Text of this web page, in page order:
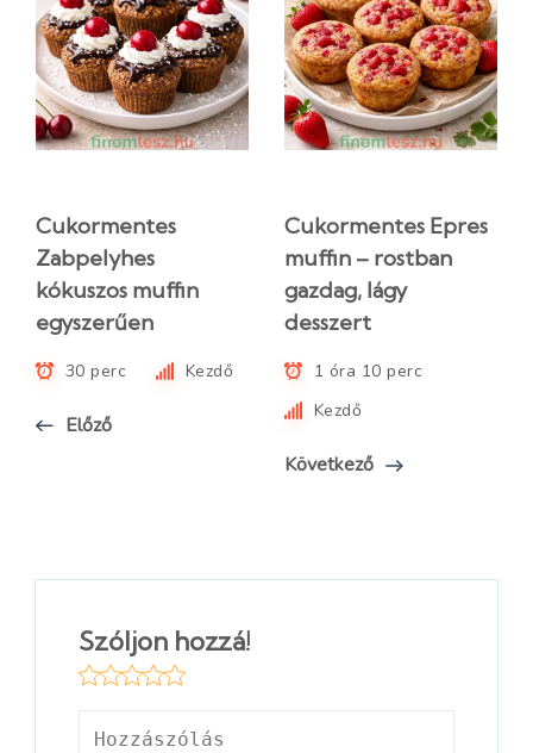
Cukormentes
Zabpelyhes
kókuszos muffin
egyszerűen
30 perc Kezdő
Előző
Cukormentes Epres
muffin – rostban
gazdag, lágy
desszert
1 óra 10 perc
Kezdő
Következő
Szóljon hozzá!